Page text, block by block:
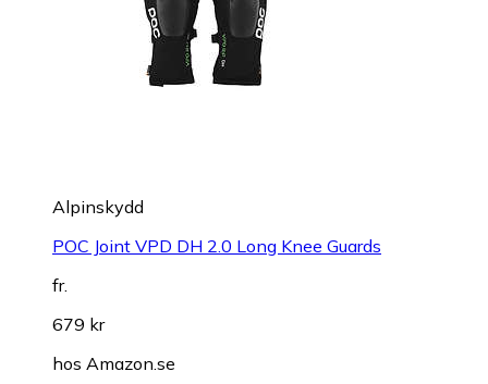
Alpinskydd
POC Joint VPD DH 2.0 Long Knee Guards
fr.
679 kr
hos Amazon.se